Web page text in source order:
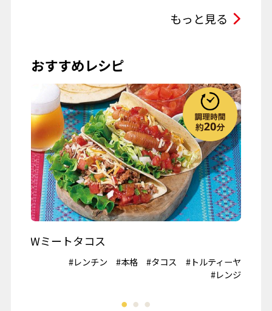
お彼岸
お月見
ハロウィーン
クリスマス
春の行楽
秋の行楽
記念日・お祝い
ワイン
もっと見る
おすすめレシピ
Wミートタコス
#レンチン #本格 #タコス
#トルティーヤ
#レンジ